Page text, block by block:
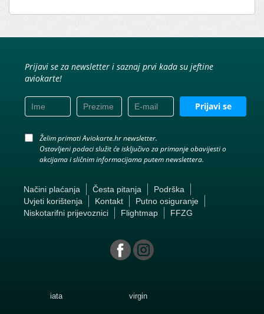
Prijavi se za newsletter i saznaj prvi kada su jeftine
aviokarte!
Prijavi se
Želim primati Aviokarte.hr newsletter.
Ostavljeni podaci služit će isključivo za primanje obavijesti o
akcijama i sličnim informacijama putem newslettera.
Načini plaćanja Česta pitanja
Podrška
Uvjeti korištenja
Kontakt
Putno osiguranje
Niskotarifni prijevoznici
Flightmap FFZG
iata virgin